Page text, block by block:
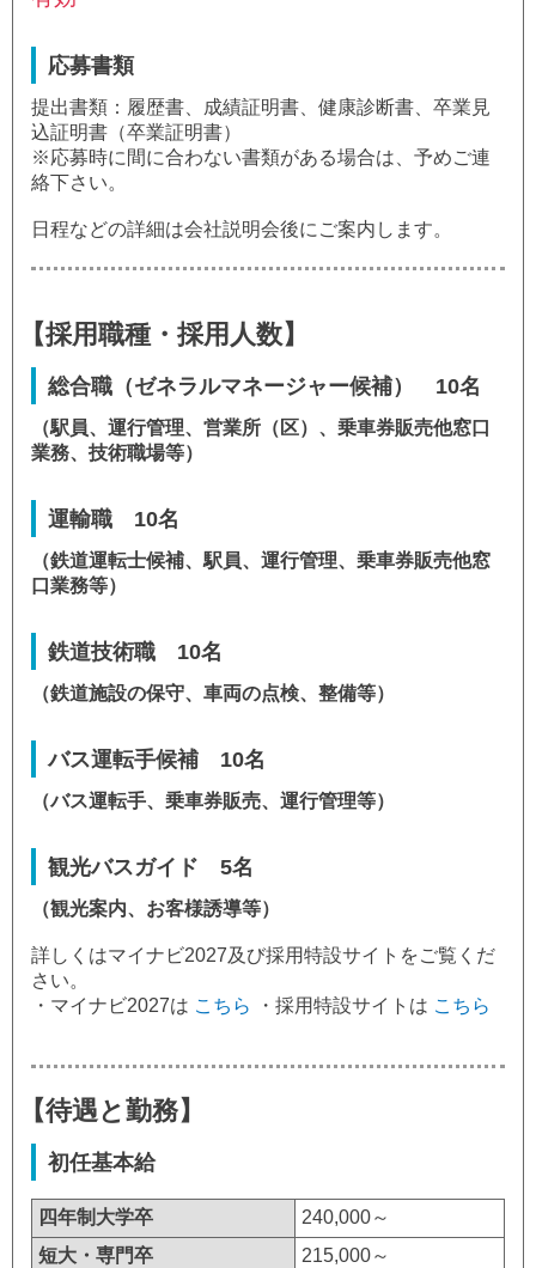
応募書類
提出書類：履歴書、成績証明書、健康診断書、卒業見
込証明書（卒業証明書）
※応募時に間に合わない書類がある場合は、予めご連
絡下さい。
日程などの詳細は会社説明会後にご案内します。
【採用職種・採用人数】
総合職（ゼネラルマネージャー候補） 10名
（駅員、運行管理、営業所（区）、乗車券販売他窓口
業務、技術職場等）
運輸職 10名
（鉄道運転士候補、駅員、運行管理、乗車券販売他窓
口業務等）
鉄道技術職 10名
（鉄道施設の保守、車両の点検、整備等）
バス運転手候補 10名
（バス運転手、乗車券販売、運行管理等）
観光バスガイド 5名
（観光案内、お客様誘導等）
詳しくはマイナビ2027及び採用特設サイトをご覧くだ
さい。
・マイナビ2027は こちら ・採用特設サイトは こちら
【待遇と勤務】
初任基本給
四年制大学卒
240,000～
短大・専門卒
215,000～